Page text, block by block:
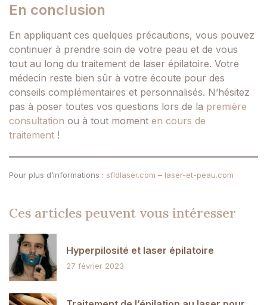
En conclusion
En appliquant ces quelques précautions, vous pouvez
continuer à prendre soin de votre peau et de vous
tout au long du traitement de laser épilatoire. Votre
médecin reste bien sûr à votre écoute pour des
conseils complémentaires et personnalisés. N’hésitez
pas à poser toutes vos questions lors de la première
consultation ou à tout moment en cours de
traitement !
Pour plus d’informations : sfldlaser.com – laser-et-peau.com
Ces articles peuvent vous intéresser
Hyperpilosité et laser épilatoire
27 février 2023